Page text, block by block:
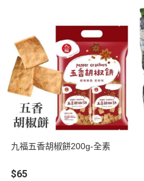
九福五香胡椒餅200g-全素
$65